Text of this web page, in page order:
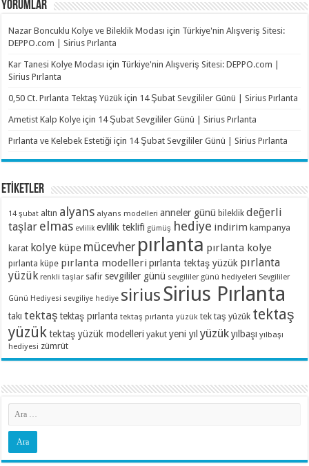
YORUMLAR
Nazar Boncuklu Kolye ve Bileklik Modası için Türkiye'nin Alışveriş Sitesi:
DEPPO.com | Sirius Pırlanta
Kar Tanesi Kolye Modası için Türkiye'nin Alışveriş Sitesi: DEPPO.com |
Sirius Pırlanta
0,50 Ct. Pırlanta Tektaş Yüzük için 14 Şubat Sevgililer Günü | Sirius Pırlanta
Ametist Kalp Kolye için 14 Şubat Sevgililer Günü | Sirius Pırlanta
Pırlanta ve Kelebek Estetiği için 14 Şubat Sevgililer Günü | Sirius Pırlanta
ETİKETLER
14 şubat altın alyans alyans modelleri anneler günü bileklik değerli
taşlar elmas evlilik evlilik teklifi gümüş hediye indirim kampanya
karat kolye küpe mücevher pırlanta pırlanta kolye
pırlanta küpe pırlanta modelleri pırlanta tektaş yüzük pırlanta
yüzük renkli taşlar safir sevgililer günü sevgililer günü hediyeleri Sevgililer
Günü Hediyesi sevgiliye hediye siriusSirius Pırlanta
takı tektaş tektaş pırlanta tektaş pırlanta yüzük tek taş yüzük tektaş
yüzük tektaş yüzük modelleri yakut yeni yıl yüzük yılbaşı yılbaşı
hediyesi zümrüt